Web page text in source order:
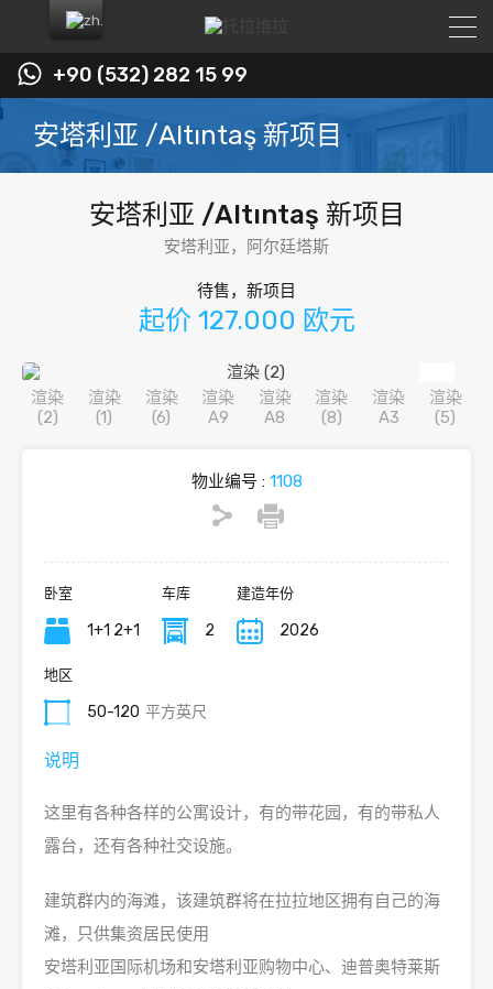
+90 (532) 282 15 99
安塔利亚 /Altıntaş 新项目
安塔利亚 /Altıntaş 新项目
安塔利亚，阿尔廷塔斯
待售，新项目
起价 127.000 欧元
物业编号 :1108
卧室
1+1 2+1
车库
2
建造年份
2026
地区
50-120 平方英尺
说明
这里有各种各样的公寓设计，有的带花园，有的带私人
露台，还有各种社交设施。
建筑群内的海滩，该建筑群将在拉拉地区拥有自己的海
滩，只供集资居民使用
安塔利亚国际机场和安塔利亚购物中心、迪普奥特莱斯